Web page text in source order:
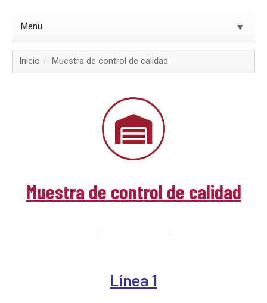
Menu ▼
▼
Inicio Muestra de control de calidad
Muestra de control de calidad
Línea 1